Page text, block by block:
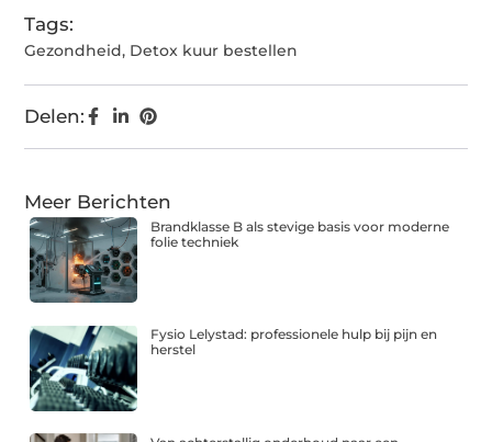
Tags:
Gezondheid, Detox kuur bestellen
Delen:
Meer Berichten
Brandklasse B als stevige basis voor moderne
folie techniek
Fysio Lelystad: professionele hulp bij pijn en
herstel